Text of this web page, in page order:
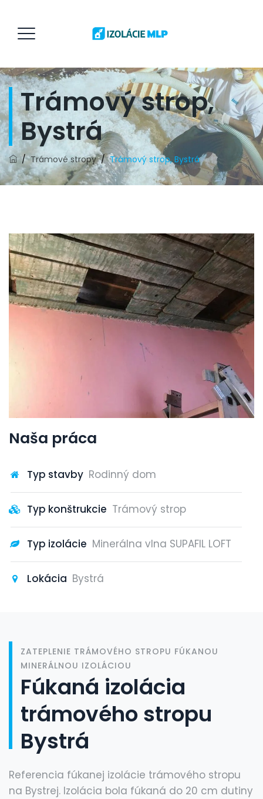
Trámový strop,
Bystrá
/Trámové stropy/Trámový strop, Bystrá
Naša práca
Typ stavby Rodinný dom
Typ konštrukcie Trámový strop
Typ izolácie Minerálna vlna SUPAFIL LOFT
Lokácia Bystrá
ZATEPLENIE TRÁMOVÉHO STROPU FÚKANOU
MINERÁLNOU IZOLÁCIOU
Fúkaná izolácia
trámového stropu
Bystrá
Referencia fúkanej izolácie trámového stropu
na Bystrej. Izolácia bola fúkaná do 20 cm dutiny